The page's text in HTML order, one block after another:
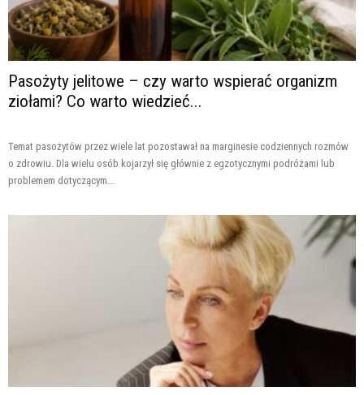
Pasożyty jelitowe – czy warto wspierać organizm
ziołami? Co warto wiedzieć...
Temat pasożytów przez wiele lat pozostawał na marginesie codziennych rozmów
o zdrowiu. Dla wielu osób kojarzył się głównie z egzotycznymi podróżami lub
problemem dotyczącym...